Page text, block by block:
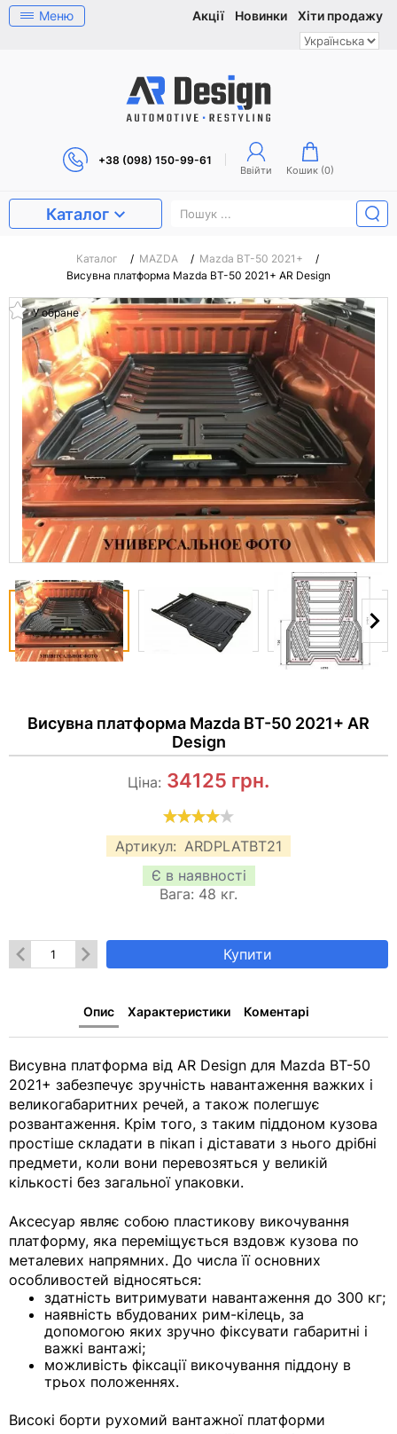
Меню Акції Новинки Хіти продажу
+38 (098) 150-99-61
Ввійти Кошик (0)
Каталог
Каталог / MAZDA / Mazda BT-50 2021+
/
Висувна платформа Mazda BT-50 2021+ AR Design
У обране
Висувна платформа Mazda BT-50 2021+ AR
Design
Артикул: ARDPLATBT21
Є в наявності
Вага: 48 кг.
Ціна: 34125 грн.
Купити
Опис Характеристики Коментарі
Висувна платформа від AR Design для Mazda BT-50
2021+ забезпечує зручність навантаження важких і
великогабаритних речей, а також полегшує
розвантаження. Крім того, з таким піддоном кузова
простіше складати в пікап і діставати з нього дрібні
предмети, коли вони перевозяться у великій
кількості без загальної упаковки.
Аксесуар являє собою пластикову викочування
платформу, яка переміщується вздовж кузова по
металевих напрямних. До числа її основних
особливостей відносяться:
здатність витримувати навантаження до 300 кг;
наявність вбудованих рим-кілець, за
допомогою яких зручно фіксувати габаритні і
важкі вантажі;
можливість фіксації викочування піддону в
трьох положеннях.
Високі борти рухомий вантажної платформи